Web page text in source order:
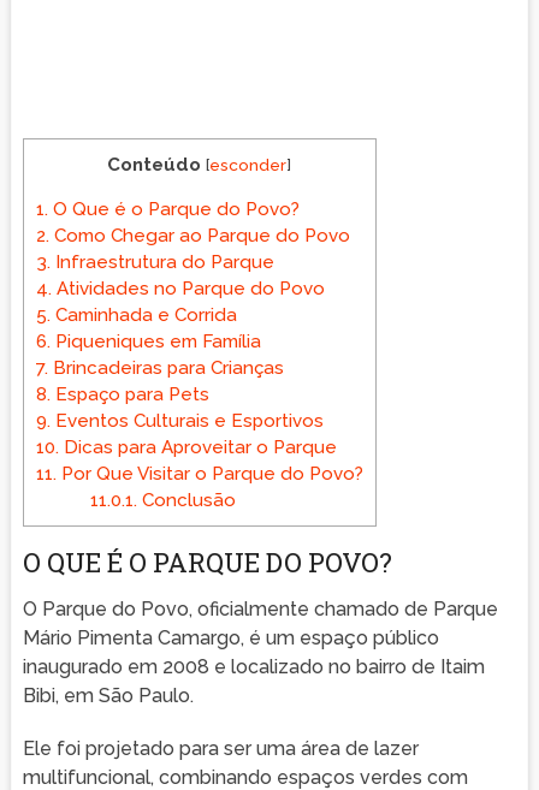
Conteúdo [esconder]
1.O Que é o Parque do Povo?
2.Como Chegar ao Parque do Povo
3.Infraestrutura do Parque
4.Atividades no Parque do Povo
5.Caminhada e Corrida
6.Piqueniques em Família
7.Brincadeiras para Crianças
8.Espaço para Pets
9.Eventos Culturais e Esportivos
10.Dicas para Aproveitar o Parque
11.Por Que Visitar o Parque do Povo?
11.0.1. Conclusão
O QUE É O PARQUE DO POVO?
O Parque do Povo, oficialmente chamado de Parque
Mário Pimenta Camargo, é um espaço público
inaugurado em 2008 e localizado no bairro de Itaim
Bibi, em São Paulo.
Ele foi projetado para ser uma área de lazer
multifuncional, combinando espaços verdes com